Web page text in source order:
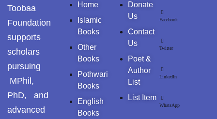
Toobaa
Foundation
supports
scholars
pursuing
MPhil,
PhD, and
advanced
Home
Islamic
Books
Other
Books
Pothwari
Books
English
Books
Donate
Us
Contact
Us
Poet &
Author
List
List Item
Facebook
Twitter
LinkedIn
WhatsApp